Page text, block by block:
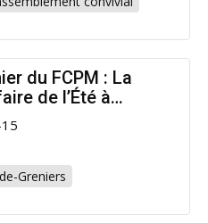
du FCPM : La
de l’Été à
Greniers